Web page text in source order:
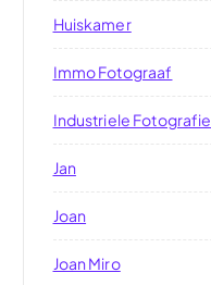
Huiskamer
Immo Fotograaf
Industriele Fotografie
Jan
Joan
Joan Miro